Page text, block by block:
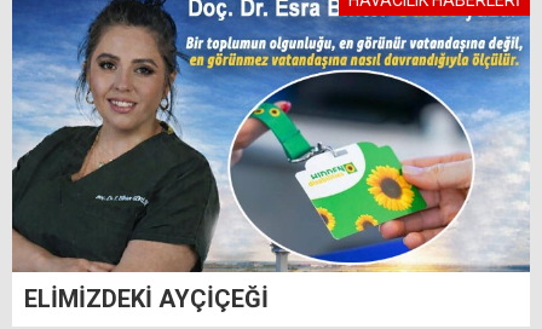
ELİMİZDEKİ AYÇİÇEĞİ